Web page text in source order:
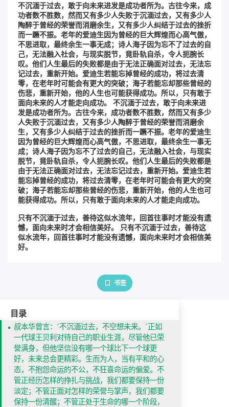
不沉湎于过去，敢于向未来进发是成功者所为。古往今来，成
功者数不胜数，然而又有多少人失败于沉湎过去，又有多少人
陶醉于曾经的荣誉而消磨余生，又有多少人纠结于过去的挫折
而一蹶不振。老年的爱迪生因为曾经的巨大辉煌而心高气傲，
不思进取，最终余生一事无成；诗人海子因为忘不了过去的自
己，无法融入社会，与现实脱节，竟卧轨自杀，令人扼腕长
叹。他们人生最后的失败都是由于无法正确面对过去，无法忘
记过去，重新开始。爱迪生若能忘掉曾经的成功，将过去清
零，在老年时可能会有更大的突破；海子若能忘却那些曾经的
伤悲，重新开始，他的人生也可能获得成功。所以，只有敢于
面向未来的人才能走向成功。 不沉湎于过去，敢于向未来进
发是成功者所为。古往今来，成功者数不胜数，然而又有多少
人失败于沉湎过去，又有多少人陶醉于曾经的荣誉而消磨余
生，又有多少人纠结于过去的挫折而一蹶不振。老年的爱迪生
因为曾经的巨大辉煌而心高气傲，不思进取，最终余生一事无
成；诗人海子因为忘不了过去的自己，无法融入社会，与现实
脱节，竟卧轨自杀，令人扼腕长叹。他们人生最后的失败都是
由于无法正确面对过去，无法忘记过去，重新开始。爱迪生若
能忘掉曾经的成功，将过去清零，在老年时可能会有更大的突
破；海子若能忘却那些曾经的伤悲，重新开始，他的人生也可
能获得成功。所以，只有敢于面向未来的人才能走向成功。
只有不沉湎于过去，善待这似水流年，回首往事时才能没有遗
憾，面向未来时才会相信美好。 只有不沉湎于过去，善待这
似水流年，回首往事时才能没有遗憾，面向未来时才会相信美
好。
书签
目录
叔本华曾言：“不沉湎过去，不空想未来。”正如
一代球王贝利对待自己的职业生涯，尽管他已荣
誉满身，但他坚信没有哪一个球比下一个球更
好，未来总会更精彩。生而为人，当有平和的心
态，不抱怨命运的不公，不狂喜命运的偏爱。不
管正经历怎样的挣扎与挑战，我们都要保持一份
淡定；不管正面对怎样的荣誉与掌声，我们都要
保持一份清醒；不管正处于生命的哪一个阶段，